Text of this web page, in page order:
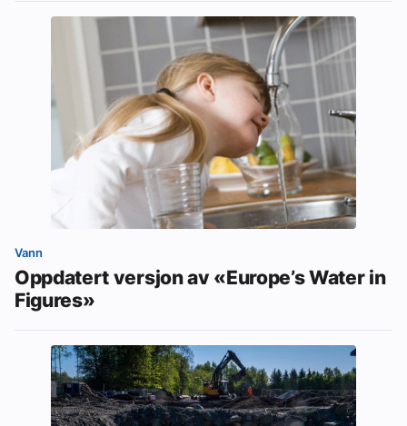
Vann
Oppdatert versjon av «Europe’s Water in
Figures»